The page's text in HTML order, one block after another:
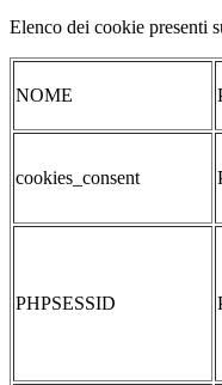
Elenco dei cookie presenti
NOME
cookies_consent
PHPSESSID